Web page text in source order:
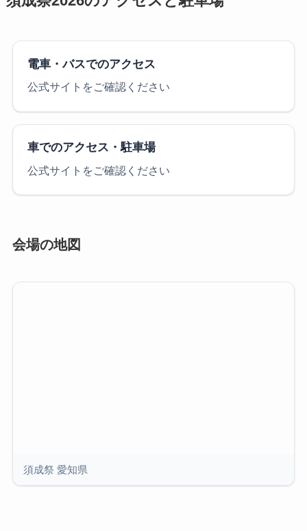
電車・バスでのアクセス
公式サイトをご確認ください
車でのアクセス・駐車場
公式サイトをご確認ください
会場の地図
須成祭 愛知県